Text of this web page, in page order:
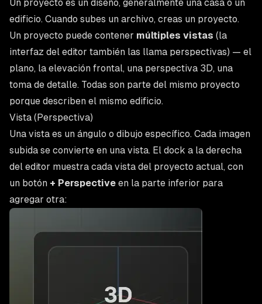
Un proyecto es un diseño, generalmente una casa o un
edificio. Cuando subes un archivo, creas un proyecto.
Un proyecto puede contener múltiples vistas (la
interfaz del editor también las llama perspectivas) — el
plano, la elevación frontal, una perspectiva 3D, una
toma de detalle. Todas son parte del mismo proyecto
porque describen el mismo edificio.
Vista (Perspectiva)
Una vista es un ángulo o dibujo específico. Cada imagen
subida se convierte en una vista. El dock a la derecha
del editor muestra cada vista del proyecto actual, con
un botón + Perspective en la parte inferior para
agregar otra: